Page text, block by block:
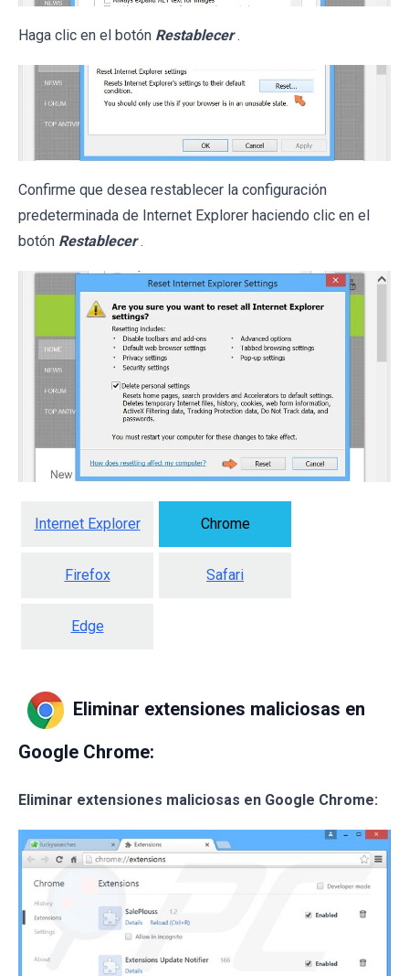
Haga clic en el botón Restablecer .
Confirme que desea restablecer la configuración
predeterminada de Internet Explorer haciendo clic en el
botón Restablecer .
Internet Explorer Chrome
Firefox Safari
Edge
Eliminar extensiones maliciosas en
Google Chrome:
Eliminar extensiones maliciosas en Google Chrome: